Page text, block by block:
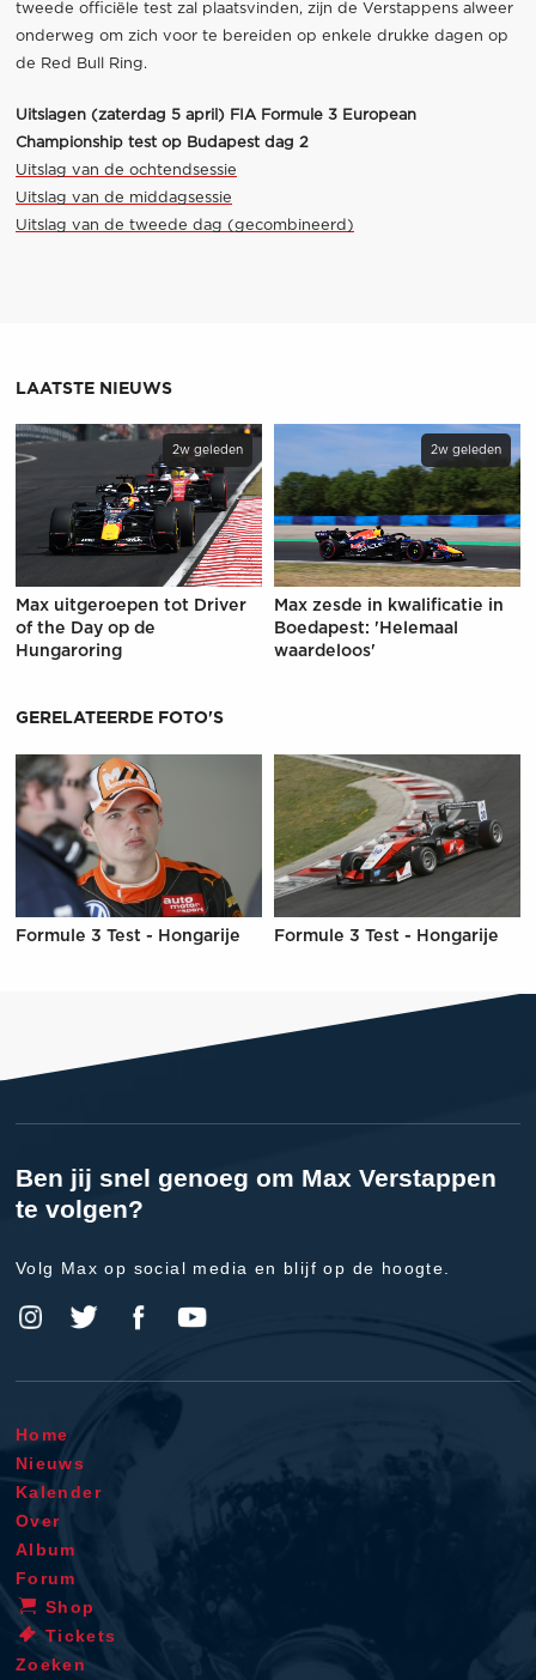
tweede officiële test zal plaatsvinden, zijn de Verstappens alweer
onderweg om zich voor te bereiden op enkele drukke dagen op
de Red Bull Ring.
Uitslagen (zaterdag 5 april) FIA Formule 3 European
Championship test op Budapest dag 2
Uitslag van de ochtendsessie
Uitslag van de middagsessie
Uitslag van de tweede dag (gecombineerd)
LAATSTE NIEUWS
2w geleden
Max uitgeroepen tot Driver
of the Day op de
Hungaroring
2w geleden
Max zesde in kwalificatie in
Boedapest: 'Helemaal
waardeloos'
GERELATEERDE FOTO'S
Formule 3 Test - Hongarije Formule 3 Test - Hongarije
Ben jij snel genoeg om Max Verstappen
te volgen?
Volg Max op social media en blijf op de hoogte.
Home
Nieuws
Kalender
Over
Album
Forum
Shop
Tickets
Zoeken